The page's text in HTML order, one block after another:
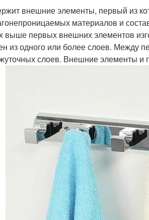
внешние элементы, первый из
материалов и
выше первых внешних элементов
из одного или более слоев.
слоев. Внешние элементы